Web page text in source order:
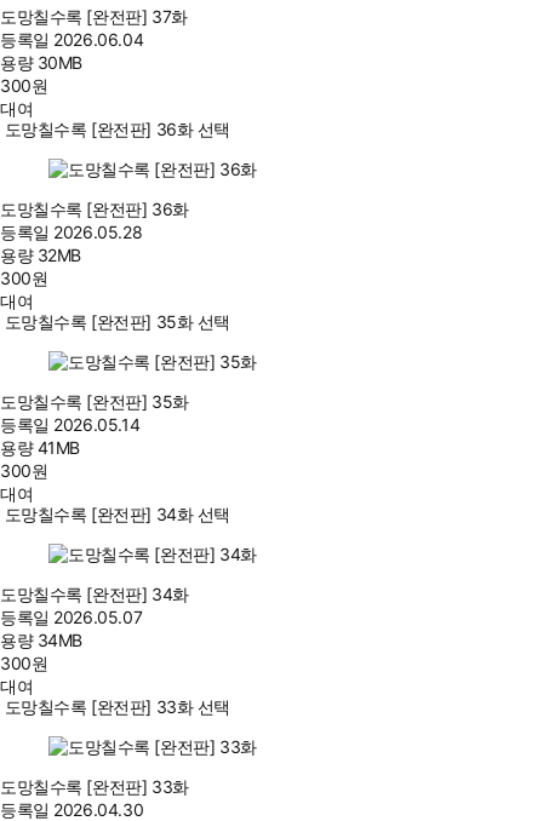
도망칠수록 [완전판] 37화
등록일 2026.06.04
용량 30MB
300원
대여
도망칠수록 [완전판] 36화 선택
도망칠수록 [완전판] 36화
등록일 2026.05.28
용량 32MB
300원
대여
도망칠수록 [완전판] 35화 선택
도망칠수록 [완전판] 35화
등록일 2026.05.14
용량41MB
300원
대여
도망칠수록 [완전판] 34화 선택
도망칠수록 [완전판] 34화
등록일 2026.05.07
용량 34MB
300원
대여
도망칠수록 [완전판] 33화 선택
도망칠수록 [완전판] 33화
등록일 2026.04.30